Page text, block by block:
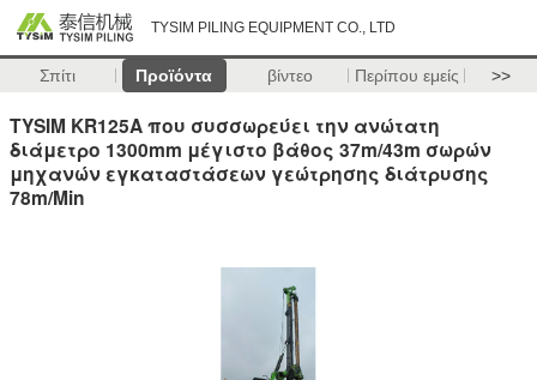
TYSIM PILING EQUIPMENT CO., LTD
Σπίτι Προϊόντα βίντεο Περίπου εμείς >>
TYSIM KR125A που συσσωρεύει την ανώτατη
διάμετρο 1300mm μέγιστο βάθος 37m/43m σωρών
μηχανών εγκαταστάσεων γεώτρησης διάτρυσης
78m/Min